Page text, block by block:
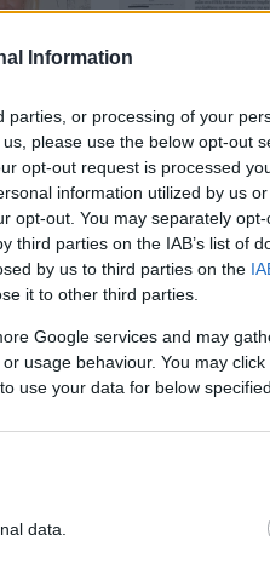
Information
parties, or processing of your
please use the below opt-out
opt-out request is processed
information utilized by us
opt-out. You may separately
third parties on the IAB’s list of
by us to third parties on the
it to other third parties.
Google services and may
usage behaviour. You may
use your data for below
data.
του, ενώ στο
Τάσου Παρδάλη,